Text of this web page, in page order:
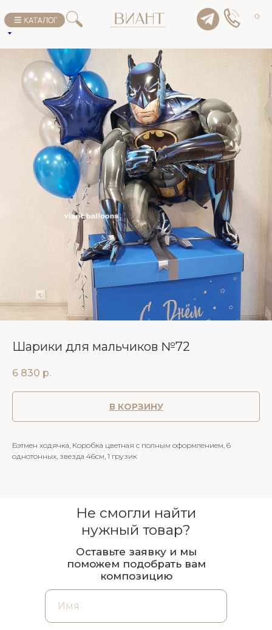
0
Шарики для мальчиков №72
6 830 р.
В КОРЗИНУ
Бэтмен ходячка, Коробка цветная с полным оформлением, 6
однотонных, звезда 46см, 1 грузик
Не смогли найти
нужный товар?
Оставьте заявку и мы
поможем подобрать вам
композицию